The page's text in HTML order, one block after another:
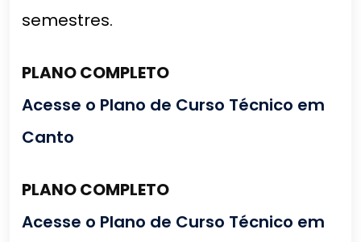
semestres.
PLANO COMPLETO
Acesse o Plano de Curso Técnico em
Canto
PLANO COMPLETO
Acesse o Plano de Curso Técnico em